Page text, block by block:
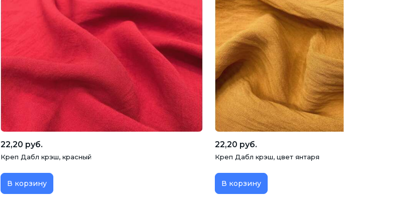
22,20 руб.
Креп Дабл крэш, красный
В корзину
22,20 руб.
Креп Дабл крэш, цвет янтаря
В корзину